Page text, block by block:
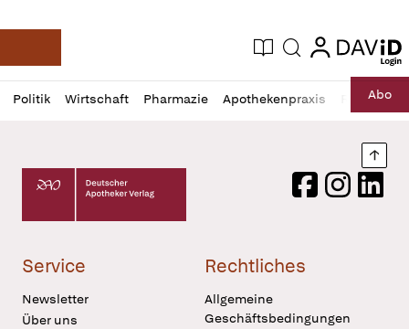
Deutsche Apotheker Zeitung
Aktuelle Ausgabe
Suche login
login
Politik Wirtschaft Pharmazie Apothekenpraxis RechtAbo
Profil
öffnen
Daz
Pur
Deutscher Apotheker Verlag Logo
FacebookInstagram
Service
Newsletter
Über uns
Rechtliches
Allgemeine
Geschäftsbedingungen